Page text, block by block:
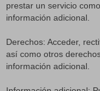
prestar un servicio
información adicional.
Derechos: Acceder,
así como otros
información adicional.